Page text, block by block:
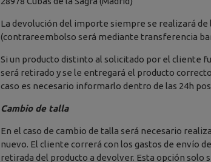
La devolución del importe siempre se realizará
(contrareembolso será mediante transferencia
Si un producto distinto al solicitado por el cliente
será retirado y se le entregará el producto
caso es necesario informarlo dentro de las 24h
Cambio de talla
En el caso de cambio de talla será necesario
nuevo. El cliente correrá con los gastos de envío
retirada del producto a devolver. Esta opción solo